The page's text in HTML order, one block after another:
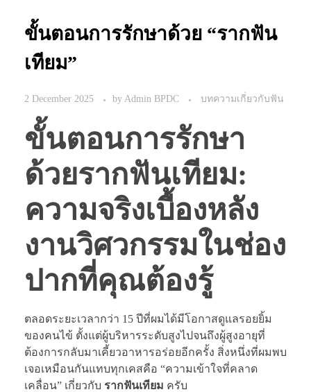
ขั้นตอนการรักษาด้วย “รากฟัน
เทียม”
2 December 2025 byAdmin BPDC บทความเกี่ยวกับฟัน
ขั้นตอนการรักษา
ด้วยรากฟันเทียม:
ความจริงเบื้องหลัง
งานวิศวกรรมในช่อง
ปากที่คุณต้องรู้
ตลอดระยะเวลากว่า 15 ปีที่ผมได้มีโอกาสดูแลรอยยิ้ม
ของคนไข้ ตั้งแต่ผู้บริหารระดับสูงไปจนถึงผู้สูงอายุที่
ต้องการกลับมาเคี้ยวอาหารอร่อยอีกครั้ง สิ่งหนึ่งที่ผมพบ
เจอเหมือนกันแทบทุกเคสคือ “ความเข้าใจที่คลาด
เคลื่อน” เกี่ยวกับ รากฟันเทียม ครับ